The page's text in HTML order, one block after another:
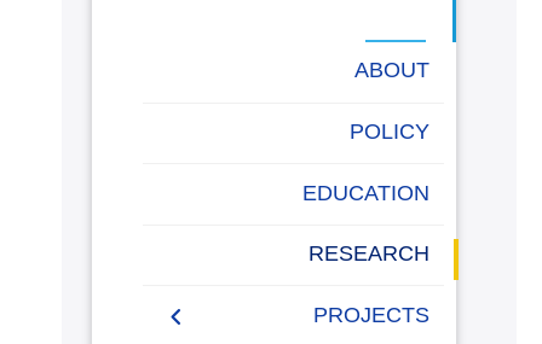
بالأكاديمية
ABOUT
POLICY
EDUCATION
RESEARCH
PROJECTS